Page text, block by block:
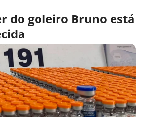
do goleiro Bruno está